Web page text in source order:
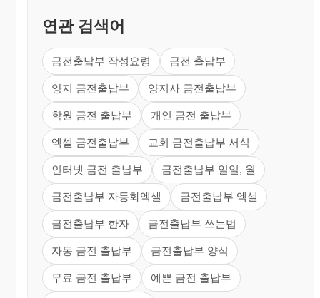
연관 검색어
금전출납부 작성요령 금전 출납부
양지 금전출납부 양지사 금전출납부
학원 금전 출납부 개인 금전 출납부
엑셀 금전출납부 교회 금전출납부 서식
인터넷 금전 출납부 금전출납부 일일, 월
금전출납부 자동화엑셀 금전출납부 엑셀
금전출납부 한자 금전출납부 쓰는법
자동 금전 출납부 금전출납부 양식
무료 금전 출납부 예쁜 금전 출납부